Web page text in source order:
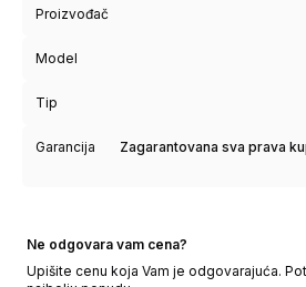
Proizvođač
Model
Tip
Garancija
Zagarantovana sva prava
Ne odgovara vam cena?
Upišite cenu koja Vam je odgovarajuća.